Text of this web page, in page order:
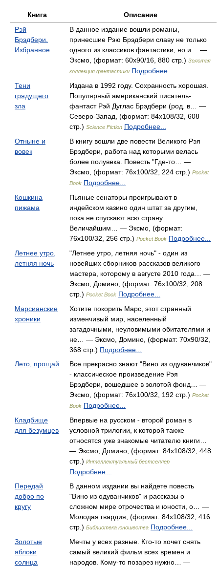
Книга
Описание
Рэй
Брэдбери.
Избранное
В данное издание вошли романы,
принесшие Рэю Брэдбери славу не только
одного из классиков фантастики, но и… —
Эксмо, (формат: 60x90/16, 880 стр.) Золотая
коллекция фантастики Подробнее...
Тени
грядущего
зла
Издана в 1992 году. Сохранность хорошая.
Популярный американский писатель-
фантаст Рэй Дуглас Брэдбери (род. в… —
Северо-Запад, (формат: 84x108/32, 608
стр.) Science Fiction Подробнее...
Отныне и
вовек
В книгу вошли две повести Великого Рэя
Брэдбери, работа над которыми велась
более полувека. Повесть "Где-то… —
Эксмо, (формат: 76x100/32, 224 стр.) Pocket
Book Подробнее...
Кошкина
пижама
Пьяные сенаторы проигрывают в
индейском казино один штат за другим,
пока не спускают всю страну.
Величайшим… — Эксмо, (формат:
76x100/32, 256 стр.) Pocket Book Подробнее...
Летнее утро,
летняя ночь
"Летнее утро, летняя ночь" - один из
новейших сборников рассказов великого
мастера, которому в августе 2010 года… —
Эксмо, Домино, (формат: 76x100/32, 208
стр.) Pocket Book Подробнее...
Марсианские
хроники
Хотите покорить Марс, этот странный
изменчивый мир, населенный
загадочными, неуловимыми обитателями и
не… — Эксмо, Домино, (формат: 70x90/32,
368 стр.) Подробнее...
Лето, прощай
Все прекрасно знают "Вино из одуванчиков"
- классическое произведение Рэя
Брэдбери, вошедшее в золотой фонд… —
Эксмо, (формат: 76x100/32, 192 стр.) Pocket
Book Подробнее...
Кладбище
для безумцев
Впервые на русском - второй роман в
условной трилогии, к которой также
относятся уже знакомые читателю книги…
— Эксмо, Домино, (формат: 84x108/32, 448
стр.) Интеллектуальный бестселлер
Подробнее...
Передай
добро по
кругу
В данном издании вы найдете повесть
"Вино из одуванчиков" и рассказы о
сложном мире отрочества и юности, о… —
Молодая гвардия, (формат: 84x108/32, 416
стр.) Библиотека юношества Подробнее...
Золотые
яблоки
солнца
Мечты у всех разные. Кто-то хочет снять
самый великий фильм всех времен и
народов. Кому-то позарез нужно… —